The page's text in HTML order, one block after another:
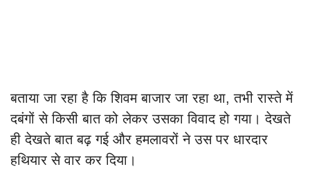
बताया जा रहा है कि शिवम बाजार जा रहा था, तभी रास्ते में
दबंगों से किसी बात को लेकर उसका विवाद हो गया। देखते
ही देखते बात बढ़ गई और हमलावरों ने उस पर धारदार
हथियार से वार कर दिया।